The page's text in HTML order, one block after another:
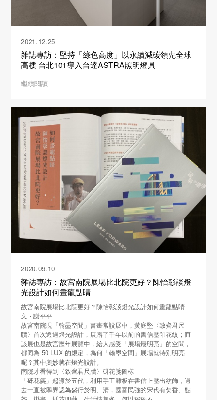
2021.12.25
雜誌專訪：堅持「綠色高度」以永續減碳領先全球
高樓 台北101導入台達ASTRA照明燈具
繼續閱讀
2020.09.10
雜誌專訪：故宮南院展場比北院更好？陳怡彰談燈
光設計如何畫龍點睛
故宮南院展場比北院更好？陳怡彰談燈光設計如何畫龍點睛
文・謝平平
故宮南院現「翰墨空間」書畫常設展中，黃庭堅〈致齊君尺
牘〉首次透過燈光設計，展露了千年以前的書信壓印花紋；而
該展也是故宮歷年展覽中，給人感受「展場最明亮」的空間，
都同為 50 LUX 的規定，為何「翰墨空間」展場就特別明亮
呢？其中奧妙就在燈光設計。
南院才看得到〈致齊君尺牘〉砑花箋圖樣
「砑花箋」起源於五代，利用手工雕板在書信上壓出紋飾，過
去一直被學界認為盛行於明、清，國富民強的宋代有焚香、點